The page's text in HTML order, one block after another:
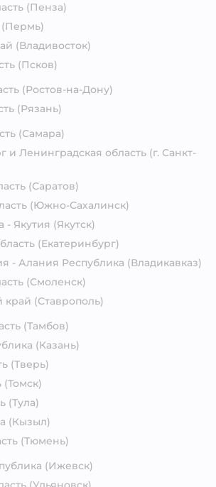
(Пенза)
(Пермь)
(Владивосток)
(Псков)
(Ростов-на-Дону)
(Рязань)
(Самара)
и Ленинградская область (г. Санкт-
(Саратов)
(Южно-Сахалинск)
- Якутия (Якутск)
(Екатеринбург)
- Алания Республика (Владикавказ)
(Смоленск)
край (Ставрополь)
(Тамбов)
(Казань)
(Тверь)
(Томск)
(Тула)
(Кызыл)
(Тюмень)
(Ижевск)